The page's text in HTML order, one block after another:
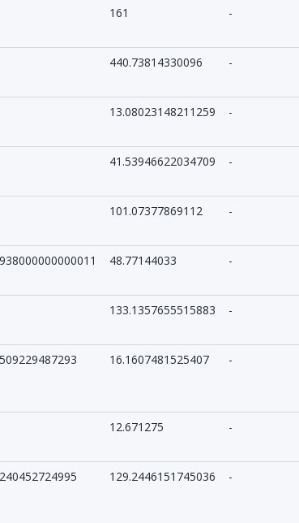
161 -
440.73814330096 -
13.08023148211259 -
41.53946622034709 -
101.07377869112 -
48.77144033 -
133.1357655515883 -
16.1607481525407 -
12.671275 -
129.2446151745036 -